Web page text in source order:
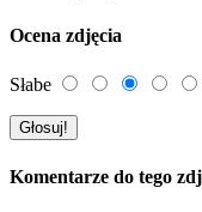
Ocena zdjęcia
Słabe
Komentarze do tego